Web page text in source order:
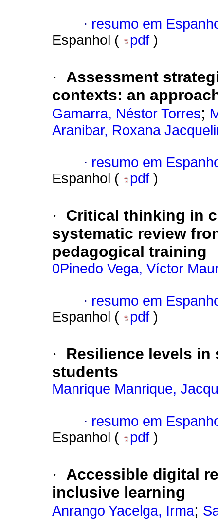
· resumo em
Espanhol (
pdf )
·
Assessment
contexts: an
Gamarra, Néstor Torres;
Aranibar, Roxana
· resumo em
Espanhol (
pdf )
·
Critical thinking in
systematic review
pedagogical training
0Pinedo Vega, Víctor
· resumo em
Espanhol (
pdf )
·
Resilience levels
students
Manrique Manrique,
· resumo em
Espanhol (
pdf )
·
Accessible digital
inclusive learning
Anrango Yacelga, Irma;